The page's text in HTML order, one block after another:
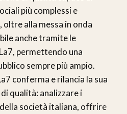
più complessi e
alla messa in onda
anche tramite le
permettendo una
sempre più ampio.
conferma e rilancia la sua
qualità: analizzare i
società italiana, offrire